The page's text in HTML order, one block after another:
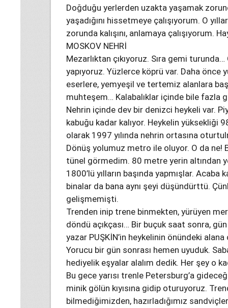
Doğduğu yerlerden uzakta yaşamak
yaşadığını hissetmeye çalışıyorum. O
zorunda kalışını, anlamaya çalışıyorum.
MOSKOV NEHRİ
Mezarlıktan çıkıyoruz. Sıra gemi
yapıyoruz. Yüzlerce köprü var. Daha
eserlere, yemyeşil ve tertemiz alanlara
muhteşem… Kalabalıklar içinde bile fazla
Nehrin içinde dev bir denizci heykeli var.
kabuğu kadar kalıyor. Heykelin yüksekliği
olarak 1997 yılında nehrin ortasına
Dönüş yolumuz metro ile oluyor. O da ne!
tünel görmedim. 80 metre yerin altından
1800’lü yılların başında yapmışlar.
binalar da bana aynı şeyi düşündürttü.
gelişmemişti.
Trenden inip trene binmekten, yürüyen
döndü açıkçası… Bir buçuk saat sonra,
yazar PUŞKİN’in heykelinin önündeki alana
Yorucu bir gün sonrası hemen uyuduk.
hediyelik eşyalar alalım dedik. Her şey o
Bu gece yarısı trenle Petersburg’a
minik gölün kıyısına gidip oturuyoruz.
bilmediğimizden, hazırladığımız